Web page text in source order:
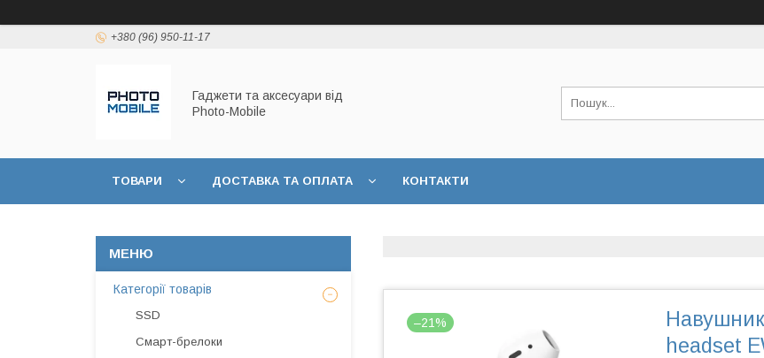
+380 (96) 950-11-17
Гаджети та аксесуари від
Photo-Mobile
ТОВАРИ ДОСТАВКА ТА ОПЛАТА КОНТАКТИ
–21%
headset
Категорії товарів
SSD
Смарт-брелоки